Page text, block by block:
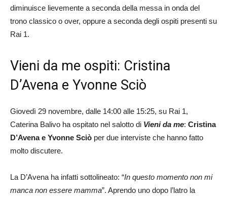
diminuisce lievemente a seconda della messa in onda del
trono classico o over, oppure a seconda degli ospiti presenti su
Rai 1.
Vieni da me ospiti: Cristina
D’Avena e Yvonne Sciò
Giovedì 29 novembre, dalle 14:00 alle 15:25, su Rai 1,
Caterina Balivo ha ospitato nel salotto di Vieni da me: Cristina
D’Avena e Yvonne Sciò per due interviste che hanno fatto
molto discutere.
La D’Avena ha infatti sottolineato: “In questo momento non mi
manca non essere mamma”. Aprendo uno dopo l’latro la